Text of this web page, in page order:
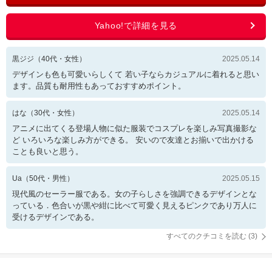
黒ジジ （40代・ 女性 ） 2025.05.14
デザインも色も可愛いらしくて 若い子ならカジュアルに着れると思い
ます。品質も耐用性もあっておすすめポイント。
はな （30代・ 女性 ） 2025.05.14
アニメに出てくる登場人物に似た服装でコスプレを楽しみ写真撮影な
ど いろいろな楽しみ方ができる。 安いので友達とお揃いで出かける
ことも良いと思う。
Ua （50代・ 男性 ） 2025.05.15
現代風のセーラー服である。女の子らしさを強調できるデザインとな
っている．色合いが黒や紺に比べて可愛く見えるピンクであり万人に
受けるデザインである。
すべてのクチコミを読む (3)